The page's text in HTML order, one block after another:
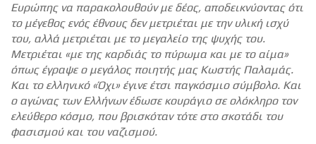
Ευρώπης να παρακολουθούν με δέος, αποδεικνύοντας ότι
το μέγεθος ενός έθνους δεν μετριέται με την υλική ισχύ
του, αλλά μετριέται με το μεγαλείο της ψυχής του.
Μετριέται «με της καρδιάς το πύρωμα και με το αίμα»
όπως έγραψε ο μεγάλος ποιητής μας Κωστής Παλαμάς.
Και το ελληνικό «Όχι» έγινε έτσι παγκόσμιο σύμβολο. Και
ο αγώνας των Ελλήνων έδωσε κουράγιο σε ολόκληρο τον
ελεύθερο κόσμο, που βρισκόταν τότε στο σκοτάδι του
φασισμού και του ναζισμού.